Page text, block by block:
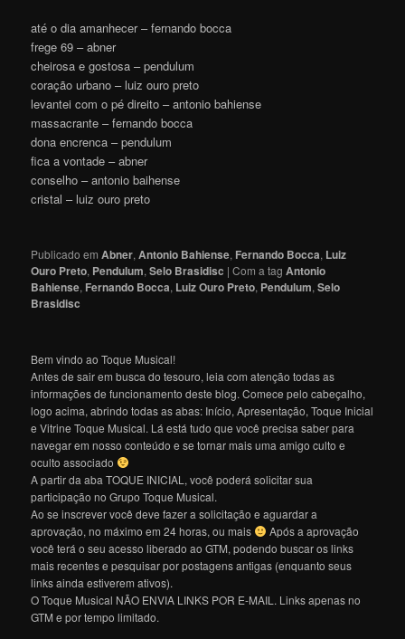
até o dia amanhecer – fernando bocca
frege 69 – abner
cheirosa e gostosa – pendulum
coração urbano – luiz ouro preto
levantei com o pé direito – antonio bahiense
massacrante – fernando bocca
dona encrenca – pendulum
fica a vontade – abner
conselho – antonio baihense
cristal – luiz ouro preto
Publicado em Abner,Antonio Bahiense, Fernando Bocca, Luiz
Ouro Preto, Pendulum,Selo Brasidisc |Com a tagAntonio
Bahiense, Fernando Bocca, Luiz Ouro Preto, Pendulum,Selo
Brasidisc
Bem vindo ao Toque Musical!
Antes de sair em busca do tesouro, leia com atenção todas as
informações de funcionamento deste blog. Comece pelo cabeçalho,
logo acima, abrindo todas as abas: Início, Apresentação, Toque Inicial
e Vitrine Toque Musical. Lá está tudo que você precisa saber para
navegar em nosso conteúdo e se tornar mais uma amigo culto e
oculto associado
A partir da aba TOQUE INICIAL, você poderá solicitar sua
participação no Grupo Toque Musical.
Ao se inscrever você deve fazer a solicitação e aguardar a
aprovação, no máximo em 24 horas, ou mais
Após a aprovação
você terá o seu acesso liberado ao GTM, podendo buscar os links
mais recentes e pesquisar por postagens antigas (enquanto seus
links ainda estiverem ativos).
O Toque Musical NÃO ENVIA LINKS POR E-MAIL. Links apenas no
GTM e por tempo limitado.